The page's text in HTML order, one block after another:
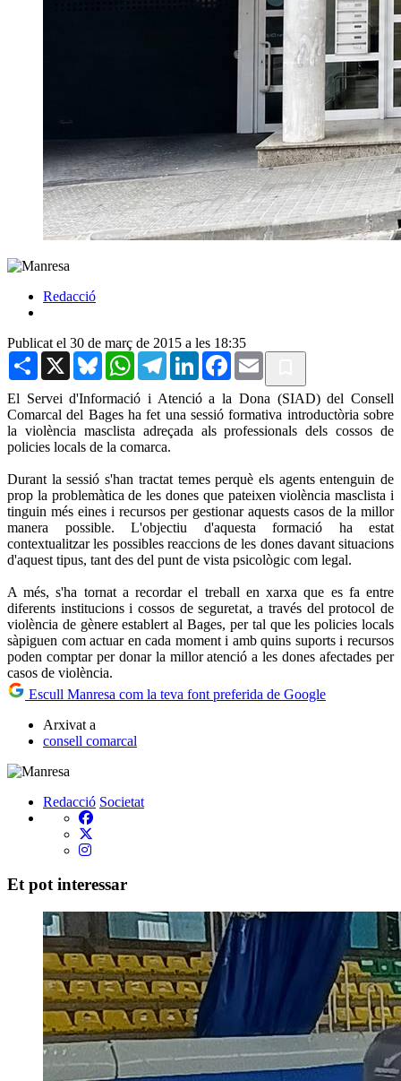
Redacció
Publicat el 30 de març de 2015 a les 18:35
Share X BlueskyWhatsAppTelegramLinkedInFacebook
Email
El Servei d'Informació i Atenció a la Dona (SIAD) del Consell
Comarcal del Bages ha fet una sessió formativa introductòria sobre
la violència masclista adreçada als professionals dels cossos de
policies locals de la comarca.
Durant la sessió s'han tractat temes perquè els agents entenguin de
prop la problemàtica de les dones que pateixen violència masclista i
tinguin més eines i recursos per gestionar aquests casos de la millor
manera possible. L'objectiu d'aquesta formació ha estat
contextualitzar les possibles reaccions de les dones davant situacions
d'aquest tipus, tant des del punt de vista psicològic com legal.
A més, s'ha tornat a recordar el treball en xarxa que es fa entre
diferents institucions i cossos de seguretat, a través del protocol de
violència de gènere establert al Bages, per tal que les policies locals
sàpiguen com actuar en cada moment i amb quins suports i recursos
poden comptar per donar la millor atenció a les dones afectades per
casos de violència.
Escull Manresa com la teva font preferida de Google
Arxivat a
consell comarcal
Redacció Societat
Et pot interessar